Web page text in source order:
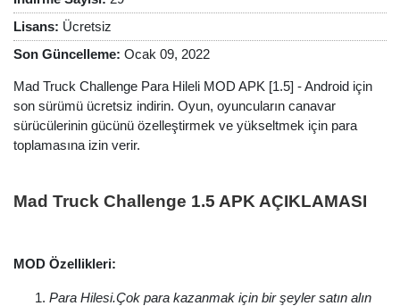
Lisans: Ücretsiz
Son Güncelleme: Ocak 09, 2022
Mad Truck Challenge Para Hileli MOD APK [1.5] - Android için
son sürümü ücretsiz indirin. Oyun, oyuncuların canavar
sürücülerinin gücünü özelleştirmek ve yükseltmek için para
toplamasına izin verir.
Mad Truck Challenge 1.5 APK AÇIKLAMASI
MOD Özellikleri:
Para Hilesi.Çok para kazanmak için bir şeyler satın alın